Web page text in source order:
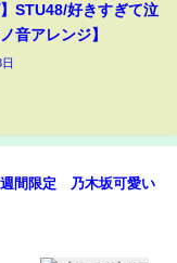
】STU48/好きすぎて泣
音アレンジ】
間限定 乃木坂可愛い